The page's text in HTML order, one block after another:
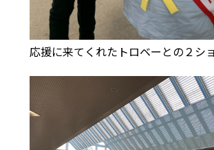
応援に来てくれたトロベーとの２シ